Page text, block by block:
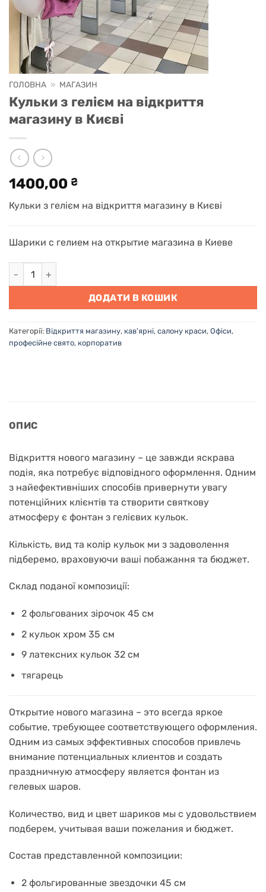
ГОЛОВНА » МАГАЗИН
Кульки з гелієм на відкриття
магазину в Києві
1400,00 ₴
Кульки з гелієм на відкриття магазину в Києві
Шарики с гелием на открытие магазина в Киеве
Кульки з гелієм на відкриття магазину в Києві кількість
ДОДАТИ В КОШИК
Категорії: Відкриття магазину, кав'ярні, салону краси, Офіси,
професійне свято, корпоратив
ОПИС
Відкриття нового магазину – це завжди яскрава
подія, яка потребує відповідного оформлення. Одним
з найефективніших способів привернути увагу
потенційних клієнтів та створити святкову
атмосферу є фонтан з гелієвих кульок.
Кількість, вид та колір кульок ми з задоволення
підберемо, враховуючи ваші побажання та бюджет.
Склад поданої композиції:
2 фольгованих зірочок 45 см
2 кульок хром 35 см
9 латексних кульок 32 см
тягарець
Открытие нового магазина – это всегда яркое
событие, требующее соответствующего оформления.
Одним из самых эффективных способов привлечь
внимание потенциальных клиентов и создать
праздничную атмосферу является фонтан из
гелевых шаров.
Количество, вид и цвет шариков мы с удовольствием
подберем, учитывая ваши пожелания и бюджет.
Состав представленной композиции:
2 фольгированные звездочки 45 см